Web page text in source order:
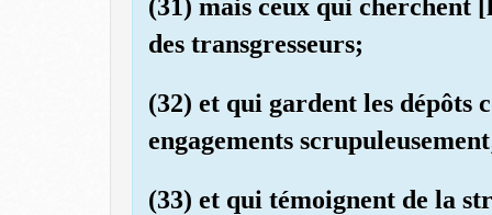
(31) mais ceux qui cherchent
des transgresseurs;
(32) et qui gardent les dépôts
engagements
(33) et qui témoignent de la